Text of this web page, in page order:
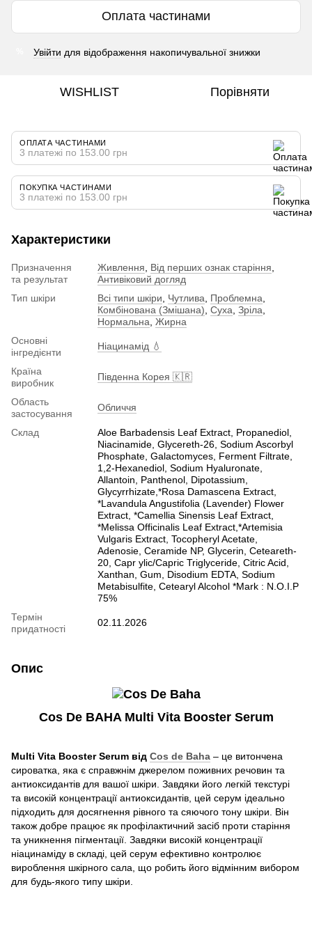
Оплата частинами
Увійти для відображення накопичувальної знижки
WISHLIST Порівняти
ОПЛАТА ЧАСТИНАМИ
3 платежі по 153.00 грн
ПОКУПКА ЧАСТИНАМИ
3 платежі по 153.00 грн
Характеристики
Призначення
та результат
Живлення Від перших ознак старіння
Антивіковий догляд
Тип шкіри
Всі типи шкіри Чутлива Проблемна
Комбінована (Змішана) Суха Зріла
Нормальна Жирна
Основні
інгредієнти
Ніацинамід 💧
Країна
виробник
Південна Корея 🇰🇷
Область
застосування
Обличчя
Склад
Aloe Barbadensis Leaf Extract, Propanediol,
Niacinamide, Glycereth-26, Sodium Ascorbyl
Phosphate, Galactomyces, Ferment Filtrate,
1,2-Hexanediol, Sodium Hyaluronate,
Allantoin, Panthenol, Dipotassium,
Glycyrrhizate,*Rosa Damascena Extract,
*Lavandula Angustifolia (Lavender) Flower
Extract, *Camellia Sinensis Leaf Extract,
*Melissa Officinalis Leaf Extract,*Artemisia
Vulgaris Extract, Tocopheryl Acetate,
Adenosie, Ceramide NP, Glycerin, Ceteareth-
20, Capr ylic/Capric Triglyceride, Citric Acid,
Xanthan, Gum, Disodium EDTA, Sodium
Metabisulfite, Cetearyl Alcohol *Mark : N.O.I.P
75%
Термін
придатності
02.11.2026
Опис
Cos De BAHA Multi Vita Booster Serum
Multi Vita Booster Serum від Cos de Baha – це витончена
сироватка, яка є справжнім джерелом поживних речовин та
антиоксидантів для вашої шкіри. Завдяки його легкій текстурі
та високій концентрації антиоксидантів, цей серум ідеально
підходить для досягнення рівного та сяючого тону шкіри. Він
також добре працює як профілактичний засіб проти старіння
та уникнення пігментації. Завдяки високій концентрації
ніацинаміду в складі, цей серум ефективно контролює
вироблення шкірного сала, що робить його відмінним вибором
для будь-якого типу шкіри.